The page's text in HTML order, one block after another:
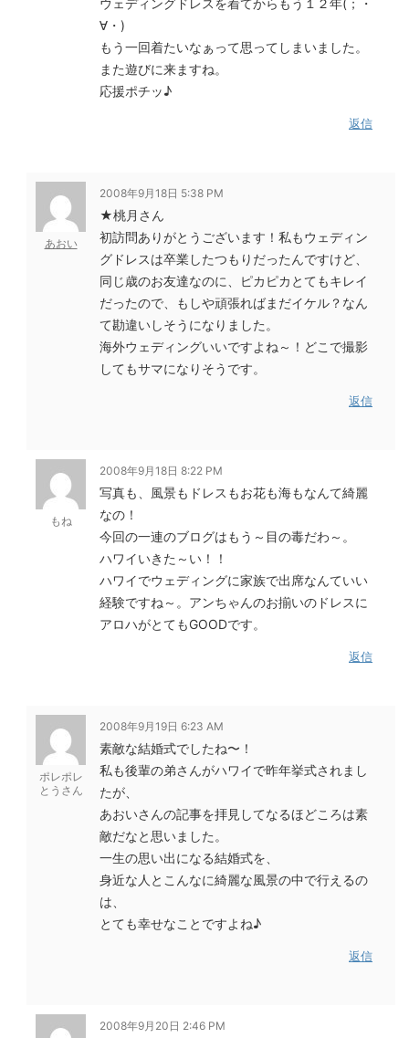
ウェディングドレスを着てからもう１２年(；・
∀・)
もう一回着たいなぁって思ってしまいました。
また遊びに来ますね。
応援ポチッ♪
返信
あおい
2008年9月18日 5:38 PM
★桃月さん
初訪問ありがとうございます！私もウェディン
グドレスは卒業したつもりだったんですけど、
同じ歳のお友達なのに、ピカピカとてもキレイ
だったので、もしや頑張ればまだイケル？なん
て勘違いしそうになりました。
海外ウェディングいいですよね～！どこで撮影
してもサマになりそうです。
返信
もね
2008年9月18日 8:22 PM
写真も、風景もドレスもお花も海もなんて綺麗
なの！
今回の一連のブログはもう～目の毒だわ～。
ハワイいきた～い！！
ハワイでウェディングに家族で出席なんていい
経験ですね～。アンちゃんのお揃いのドレスに
アロハがとてもGOODです。
返信
ポレポレ
とうさん
2008年9月19日 6:23 AM
素敵な結婚式でしたね〜！
私も後輩の弟さんがハワイで昨年挙式されまし
たが、
あおいさんの記事を拝見してなるほどころは素
敵だなと思いました。
一生の思い出になる結婚式を、
身近な人とこんなに綺麗な風景の中で行えるの
は、
とても幸せなことですよね♪
返信
2008年9月20日 2:46 PM